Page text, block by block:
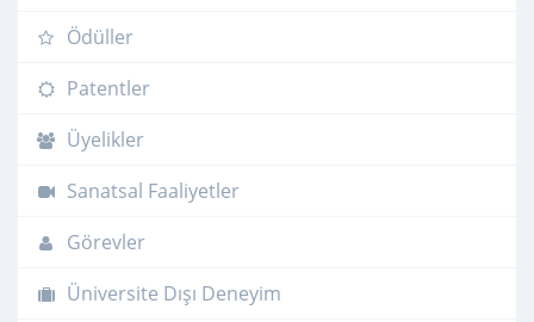
Ödüller
Patentler
Üyelikler
Sanatsal Faaliyetler
Görevler
Üniversite Dışı Deneyim